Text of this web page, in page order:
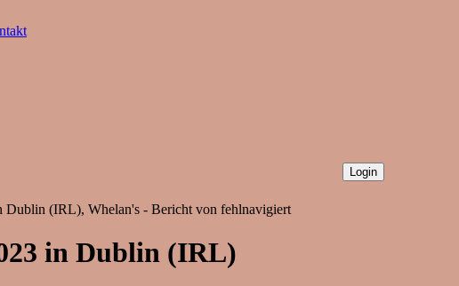
Dublin (IRL), Whelan's - Bericht von fehlnavigiert
in Dublin (IRL)